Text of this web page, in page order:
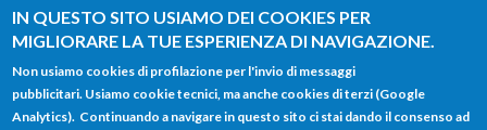
IN QUESTO SITO USIAMO DEI COOKIES PER
MIGLIORARE LA TUE ESPERIENZA DI NAVIGAZIONE.
Non usiamo cookies di profilazione per l'invio di messaggi
pubblicitari. Usiamo cookie tecnici, ma anche cookies di terzi (Google
Analytics). Continuando a navigare in questo sito ci stai dando il consenso ad
Salta al contenuto principale